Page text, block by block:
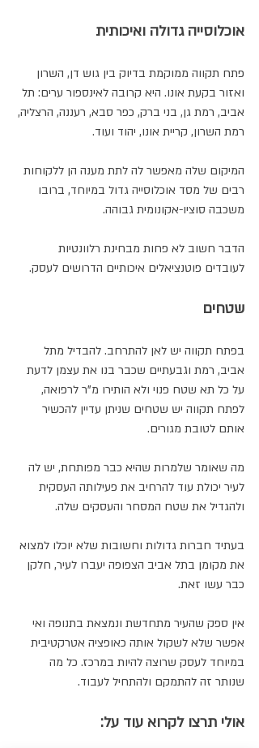
אוכלוסייה גדולה ואיכותית
פתח תקווה ממוקמת בדיוק בין גוש דן, השרון
ואזור בקעת אונו. היא קרובה לאינספור ערים: תל
אביב, רמת גן, בני ברק, כפר סבא, רעננה, הרצליה,
רמת השרון, קריית אונו, יהוד ועוד.
המיקום שלה מאפשר לה לתת מענה הן ללקוחות
רבים של מסד אוכלוסייה גדול במיוחד, ברובו
משכבה סוציו-אקונומית גבוהה.
הדבר חשוב לא פחות מבחינת רלוונטיות
לעובדים פוטנציאלים איכותיים הדרושים לעסק.
שטחים
בפתח תקווה יש לאן להתרחב. להבדיל מתל
אביב, רמת וגבעתיים שכבר בנו את עצמן לדעת
על כל תא שטח פנוי ולא הותירו מ"ר לרפואה,
לפתח תקווה יש שטחים שניתן עדיין להכשיר
אותם לטובת מגורים.
מה שאומר שלמרות שהיא כבר מפותחת, יש לה
לעיר יכולת עוד להרחיב את פעילותה העסקית
ולהגדיל את שטח המסחר והעסקים שלה.
בעתיד חברות גדולות וחשובות שלא יוכלו למצוא
את מקומן בתל אביב הצפופה יעברו לעיר, חלקן
כבר עשו זאת.
אין ספק שהעיר מתחדשת ונמצאת בתנופה ואי
אפשר שלא לשקול אותה כאופציה אטרקטיבית
במיוחד לעסק שרוצה להיות במרכז. כל מה
שנותר זה להתמקם ולהתחיל לעבוד.
אולי תרצו לקרוא עוד על: